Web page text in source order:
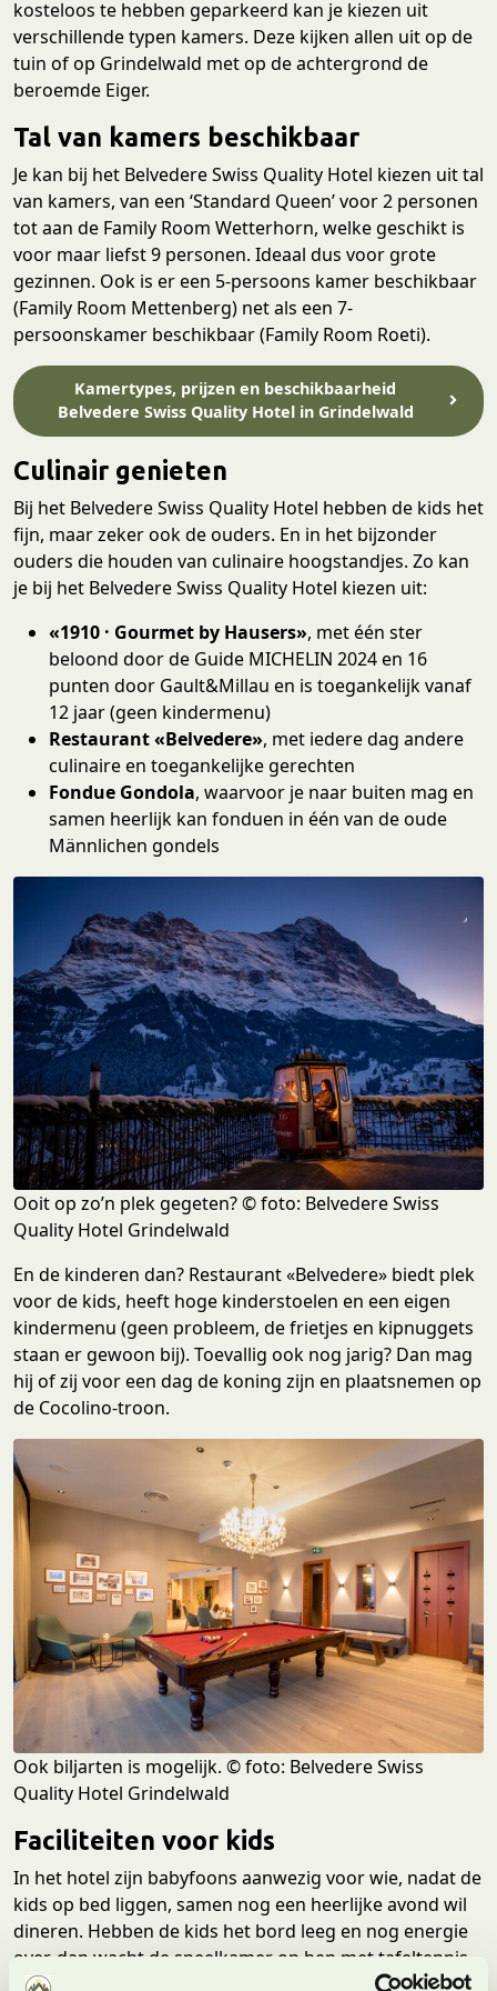
kosteloos te hebben geparkeerd kan je kiezen uit
verschillende typen kamers. Deze kijken allen uit op de
tuin of op Grindelwald met op de achtergrond de
beroemde Eiger.
Tal van kamers beschikbaar
Je kan bij het Belvedere Swiss Quality Hotel kiezen uit tal
van kamers, van een ‘Standard Queen’ voor 2 personen
tot aan de Family Room Wetterhorn, welke geschikt is
voor maar liefst 9 personen. Ideaal dus voor grote
gezinnen. Ook is er een 5-persoons kamer beschikbaar
(Family Room Mettenberg) net als een 7-
persoonskamer beschikbaar (Family Room Roeti).
Kamertypes, prijzen en beschikbaarheid
Belvedere Swiss Quality Hotel in Grindelwald
Culinair genieten
Bij het Belvedere Swiss Quality Hotel hebben de kids het
fijn, maar zeker ook de ouders. En in het bijzonder
ouders die houden van culinaire hoogstandjes. Zo kan
je bij het Belvedere Swiss Quality Hotel kiezen uit:
«1910 · Gourmet by Hausers», met één ster
beloond door de Guide MICHELIN 2024 en 16
punten door Gault&Millau en is toegankelijk vanaf
12 jaar (geen kindermenu)
Restaurant «Belvedere», met iedere dag andere
culinaire en toegankelijke gerechten
Fondue Gondola, waarvoor je naar buiten mag en
samen heerlijk kan fonduen in één van de oude
Männlichen gondels
Ooit op zo’n plek gegeten? © foto: Belvedere Swiss
Quality Hotel Grindelwald
En de kinderen dan? Restaurant «Belvedere» biedt plek
voor de kids, heeft hoge kinderstoelen en een eigen
kindermenu (geen probleem, de frietjes en kipnuggets
staan er gewoon bij). Toevallig ook nog jarig? Dan mag
hij of zij voor een dag de koning zijn en plaatsnemen op
de Cocolino-troon.
Ook biljarten is mogelijk. © foto: Belvedere Swiss
Quality Hotel Grindelwald
Faciliteiten voor kids
In het hotel zijn babyfoons aanwezig voor wie, nadat de
kids op bed liggen, samen nog een heerlijke avond wil
dineren. Hebben de kids het bord leeg en nog energie
over, dan wacht de speelkamer op hen met tafeltennis,
tafelvoetbal, biljart en ook is er een speelhoek voor